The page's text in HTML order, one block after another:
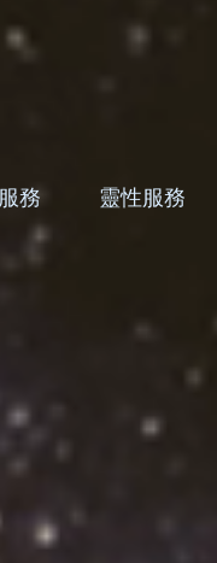
務 靈性服務